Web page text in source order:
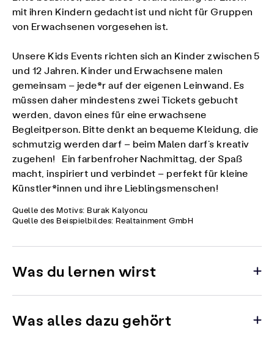
mit ihren Kindern gedacht ist und nicht für Gruppen
von Erwachsenen vorgesehen ist.
Unsere Kids Events richten sich an Kinder zwischen 5
und 12 Jahren. Kinder und Erwachsene malen
gemeinsam – jede*r auf der eigenen Leinwand. Es
müssen daher mindestens zwei Tickets gebucht
werden, davon eines für eine erwachsene
Begleitperson. Bitte denkt an bequeme Kleidung, die
schmutzig werden darf – beim Malen darf’s kreativ
zugehen! Ein farbenfroher Nachmittag, der Spaß
macht, inspiriert und verbindet – perfekt für kleine
Künstler*innen und ihre Lieblingsmenschen!
Quelle des Motivs: Burak Kalyoncu
Quelle des Beispielbildes: Realtainment GmbH
Was du lernen wirst
Was alles dazu gehört